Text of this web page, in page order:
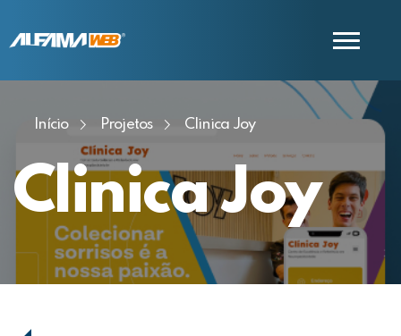
COMERCIAL
SUPORTE
Início Projetos Clinica Joy
Clinica Joy